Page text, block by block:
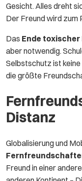
Gesicht. Alles dreht
Der Freund wird zum
Das Ende
aber notwendig.
Selbstschutz ist
die größte
Distanz
Globalisierung und
Freund in einer